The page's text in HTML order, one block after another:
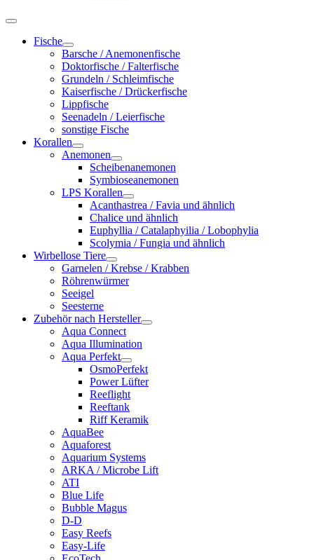
Fische
Barsche / Anemonenfische
Doktorfische / Falterfische
Grundeln / Schleimfische
Kaiserfische / Drückerfische
Lippfische
Seenadeln / Leierfische
sonstige Fische
Korallen
Anemonen
Scheibenanemonen
Symbioseanemonen
LPS Korallen
Acanthastrea / Favia und ähnlich
Chalice und ähnlich
Euphyllia / Catalaphyilia / Lobophylia
Scolymia / Fungia und ähnlich
Wirbellose Tiere
Garnelen / Krebse / Krabben
Röhrenwürmer
Seeigel
Seesterne
Zubehör nach Hersteller
Aqua Connect
Aqua Illumination
Aqua Perfekt
OsmoPerfekt
Power Lüfter
Reeflight
Reeftank
Riff Keramik
AquaBee
Aquaforest
Aquarium Systems
ARKA / Microbe Lift
ATI
Blue Life
Bubble Magus
D-D
Easy Reefs
Easy-Life